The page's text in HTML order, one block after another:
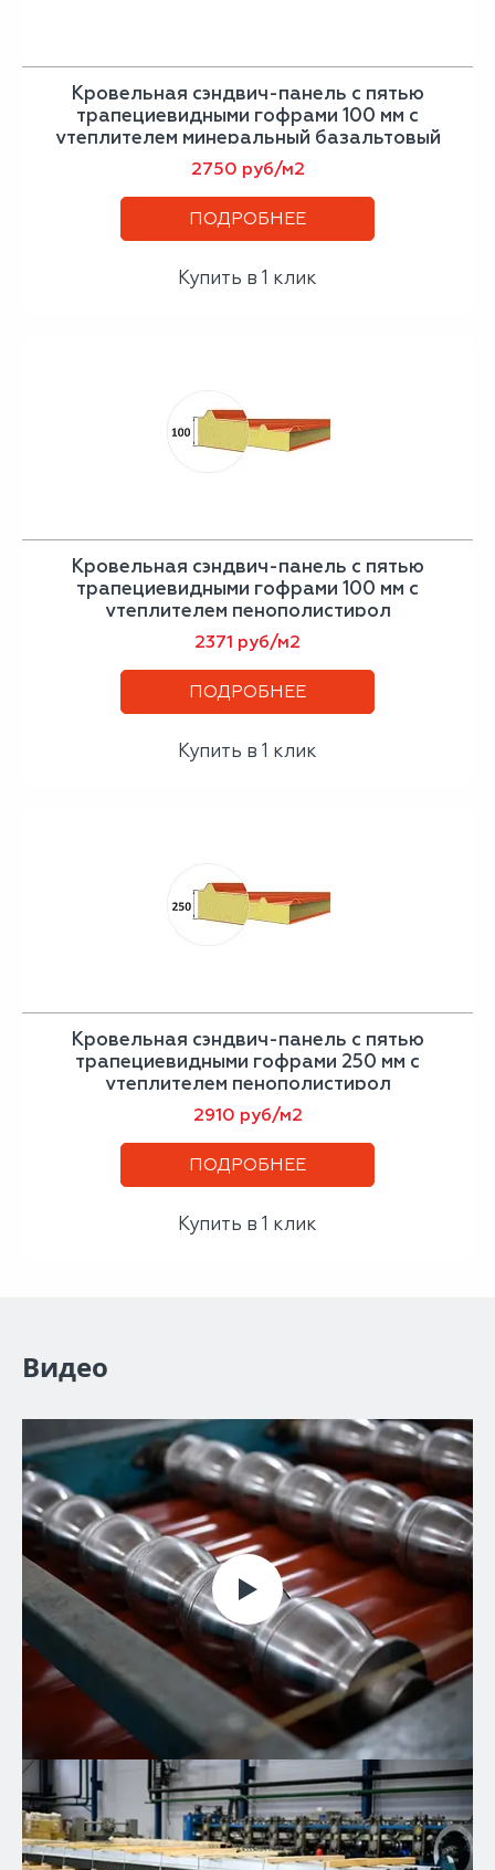
Кровельная сэндвич-панель с пятью
трапециевидными гофрами 100 мм с
утеплителем минеральный базальтовый
утеплитель
2750 руб/м2
ПОДРОБНЕЕ
Купить в 1 клик
Кровельная сэндвич-панель с пятью
трапециевидными гофрами 100 мм с
утеплителем пенополистирол
2371 руб/м2
ПОДРОБНЕЕ
Купить в 1 клик
Кровельная сэндвич-панель с пятью
трапециевидными гофрами 250 мм с
утеплителем пенополистирол
2910 руб/м2
ПОДРОБНЕЕ
Купить в 1 клик
Видео